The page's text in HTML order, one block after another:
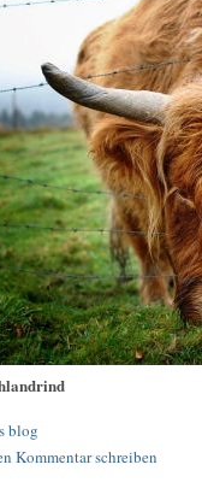
blog
Kommentar schreiben